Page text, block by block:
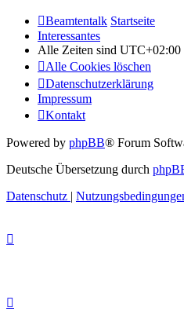
Beamtentalk Startseite
Interessantes
Alle Zeiten sind UTC+02:00
Alle Cookies löschen
Datenschutzerklärung
Impressum
Kontakt
Powered by phpBB® Forum
Deutsche Übersetzung durch
Datenschutz |